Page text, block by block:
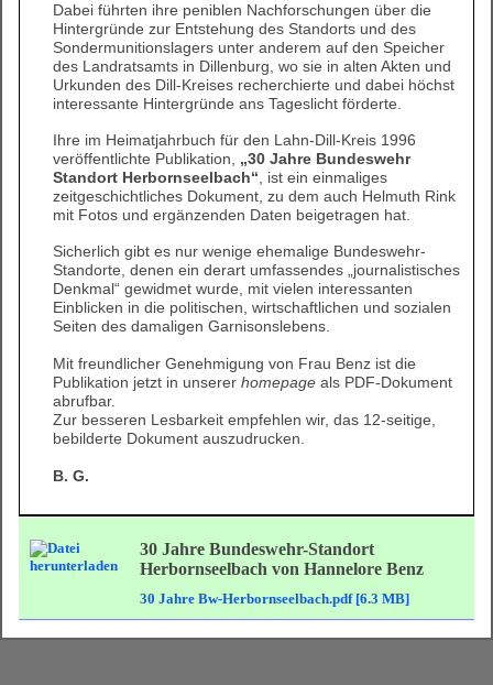
Dabei führten ihre peniblen Nachforschungen über die
Hintergründe zur Entstehung des Standorts und des
Sondermunitionslagers unter anderem auf den Speicher
des Landratsamts in Dillenburg, wo sie in alten Akten und
Urkunden des Dill-Kreises recherchierte und dabei höchst
interessante Hintergründe ans Tageslicht förderte.
Ihre im Heimatjahrbuch für den Lahn-Dill-Kreis 1996
veröffentlichte Publikation, „30 Jahre Bundeswehr
Standort Herbornseelbach“, ist ein einmaliges
zeitgeschichtliches Dokument, zu dem auch Helmuth Rink
mit Fotos und ergänzenden Daten beigetragen hat.
Sicherlich gibt es nur wenige ehemalige Bundeswehr-
Standorte, denen ein derart umfassendes „journalistisches
Denkmal“ gewidmet wurde, mit vielen interessanten
Einblicken in die politischen, wirtschaftlichen und sozialen
Seiten des damaligen Garnisonslebens.
Mit freundlicher Genehmigung von Frau Benz ist die
Publikation jetzt in unserer homepage als PDF-Dokument
abrufbar.
Zur besseren Lesbarkeit empfehlen wir, das 12-seitige,
bebilderte Dokument auszudrucken.
B. G.
30 Jahre Bundeswehr-Standort
Herbornseelbach von Hannelore Benz
30 Jahre Bw-Herbornseelbach.pdf [6.3 MB]